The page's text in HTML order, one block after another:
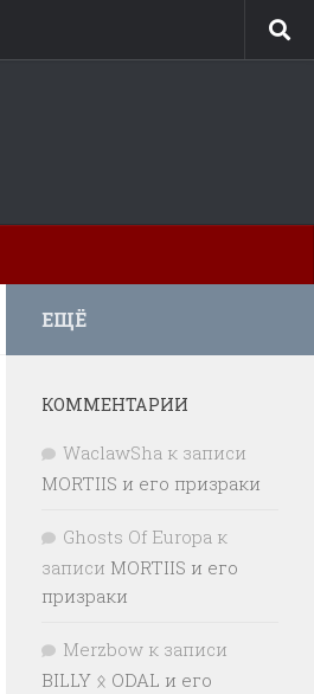
ЕЩЁ
КОММЕНТАРИИ
WaclawSha к записи
MORTIIS и его призраки
Ghosts Of Europa к
записи MORTIIS и его
призраки
Merzbow к записи
BILLY ᛟ ODAL и его